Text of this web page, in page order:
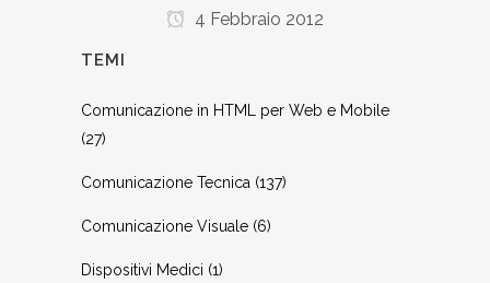
4 Febbraio 2012
TEMI
Comunicazione in HTML per Web e Mobile
(27)
Comunicazione Tecnica (137)
Comunicazione Visuale (6)
Dispositivi Medici (1)